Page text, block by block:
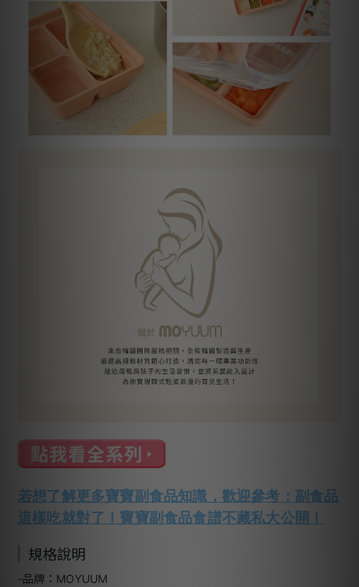
若想了解更多寶寶副食品知識，歡迎參考：副食品
這樣吃就對了！寶寶副食品食譜不藏私大公開！
規格說明
-品牌：MOYUUM